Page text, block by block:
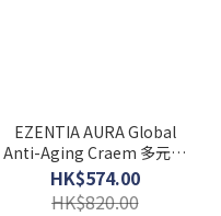
EZENTIA AURA Global
Anti-Aging Craem 多元勝
肽抗皺面霜50ml
HK$574.00
HK$820.00